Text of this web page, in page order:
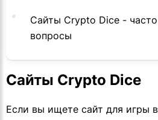
Сайты Crypto Dice -
вопросы
Сайты Crypto Dice
Если вы ищете сайт для игры